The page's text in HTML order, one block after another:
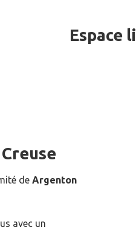
Espace
de Argenton
avec un